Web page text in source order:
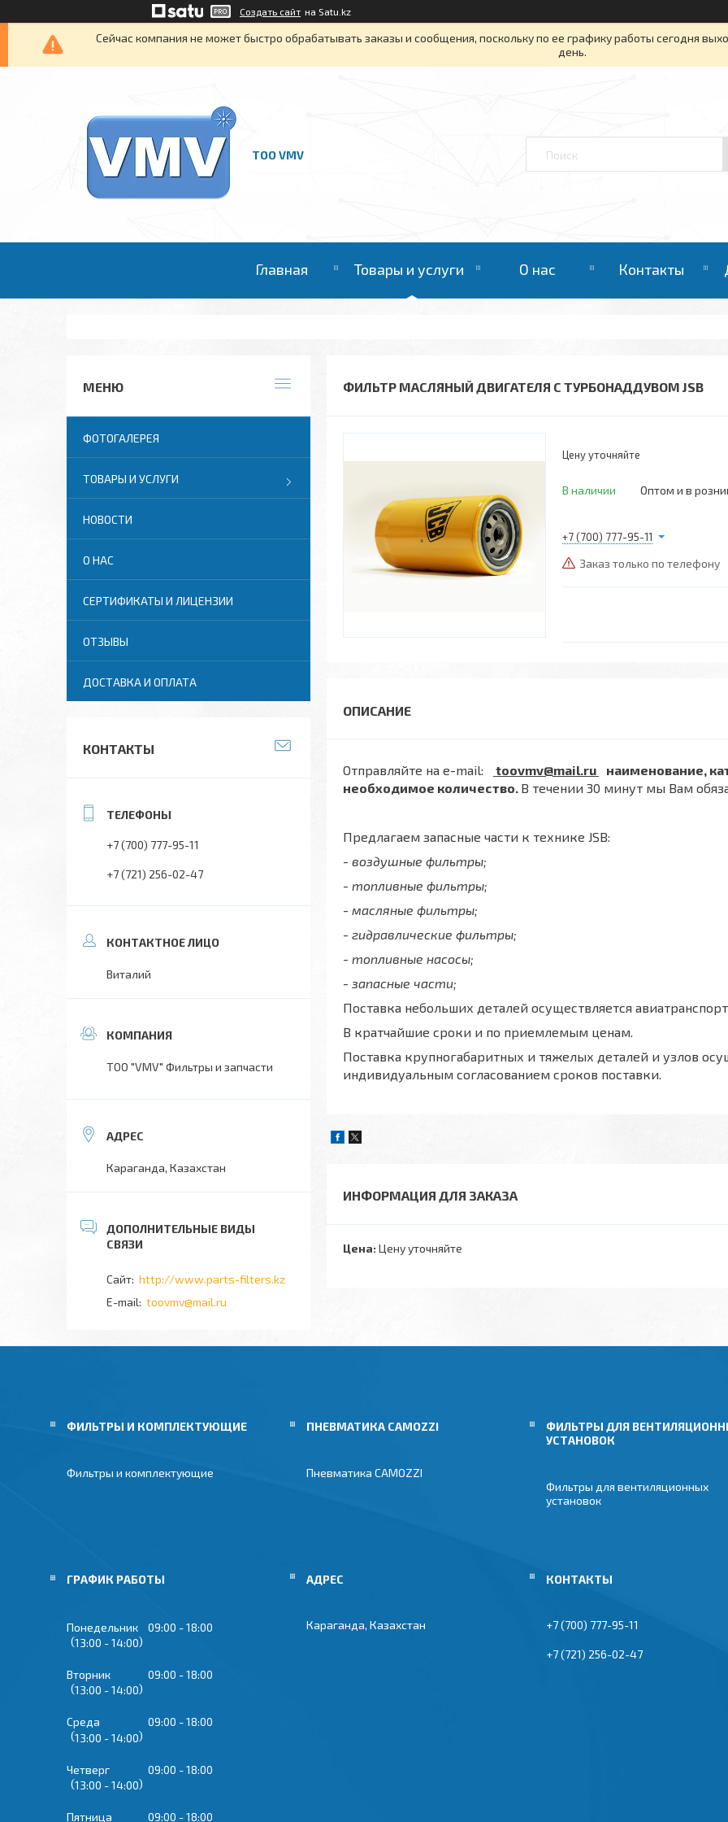
Создать сайт на Satu.kz
Сейчас компания не может быстро обрабатывать заказы и сообщения, поскольку по ее графику работы сегодня
день.
ТОО VMV
Главная Товары и услуги О нас Контакты
ФИЛЬТР МАСЛЯНЫЙ ДВИГАТЕЛЯ С ТУРБОНАДДУВОМ JSB
Цену уточняйте
В наличии Оптом и в
+7 (700) 777-95-11
Заказ только по телефону
Отправляйте на e-mail: toovmv@mail.ru
наименование,
необходимое количество. В течении 30 минут мы Вам
Предлагаем запасные части к технике JSB:
- воздушные фильтры;
- топливные фильтры;
- масляные фильтры;
- гидравлические фильтры;
- топливные насосы;
- запасные части;
Поставка небольших деталей осуществляется
В кратчайшие сроки и по приемлемым ценам.
Поставка крупногабаритных и тяжелых деталей и узлов
индивидуальным согласованием сроков поставки.
ИНФОРМАЦИЯ ДЛЯ ЗАКАЗА
Цена: Цену уточняйте
ФОТОГАЛЕРЕЯ
ТОВАРЫ И УСЛУГИ
НОВОСТИ
О НАС
СЕРТИФИКАТЫ И ЛИЦЕНЗИИ
ОТЗЫВЫ
ДОСТАВКА И ОПЛАТА
КОНТАКТЫ
+7 (700) 777-95-11
+7 (721) 256-02-47
Виталий
ТОО "VMV" Фильтры и запчасти
Караганда, Казахстан
http://www.parts-filters.kz
toovmv@mail.ru
ФИЛЬТРЫ И КОМПЛЕКТУЮЩИЕ
Фильтры и комплектующие
ПНЕВМАТИКА CAMOZZI
Пневматика CAMOZZI
ФИЛЬТРЫ ДЛЯ
УСТАНОВОК
Фильтры для вентиляционных
установок
ГРАФИК РАБОТЫ
Понедельник 09:00
18:00
13:00
14:00
Вторник 09:00
18:00
13:00
14:00
Среда 09:00
18:00
13:00
14:00
Четверг 09:00
18:00
13:00
14:00
Пятница 09:00 18:00
Караганда, Казахстан +7 (700) 777-95-11
+7 (721) 256-02-47